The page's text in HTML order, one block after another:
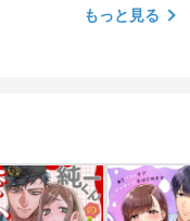
もっと見る